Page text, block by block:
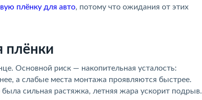
плёнку для авто, потому что ожидания от этих
плёнки
Основной риск — накопительная усталость:
а слабые места монтажа проявляются быстрее.
сильная растяжка, летняя жара ускорит подрыв.